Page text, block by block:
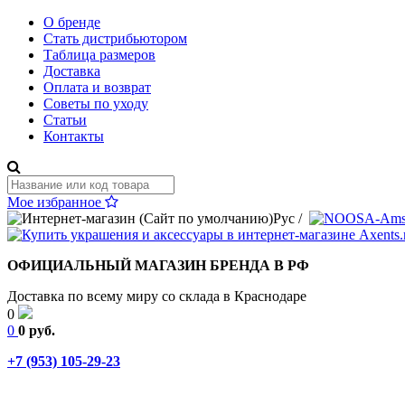
О бренде
Стать дистрибьютором
Таблица размеров
Доставка
Оплата и возврат
Советы по уходу
Статьи
Контакты
Мое избранное
Рус /
ОФИЦИАЛЬНЫЙ МАГАЗИН БРЕНДА В РФ
Доставка по всему миру со склада в Краснодаре
0
0 0 руб.
+7 (953) 105-29-23